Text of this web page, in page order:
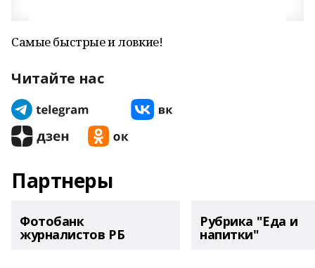
Самые быстрые и ловкие!
Читайте нас
Партнеры
Фотобанк
журналистов РБ
Рубрика "Еда и
напитки"